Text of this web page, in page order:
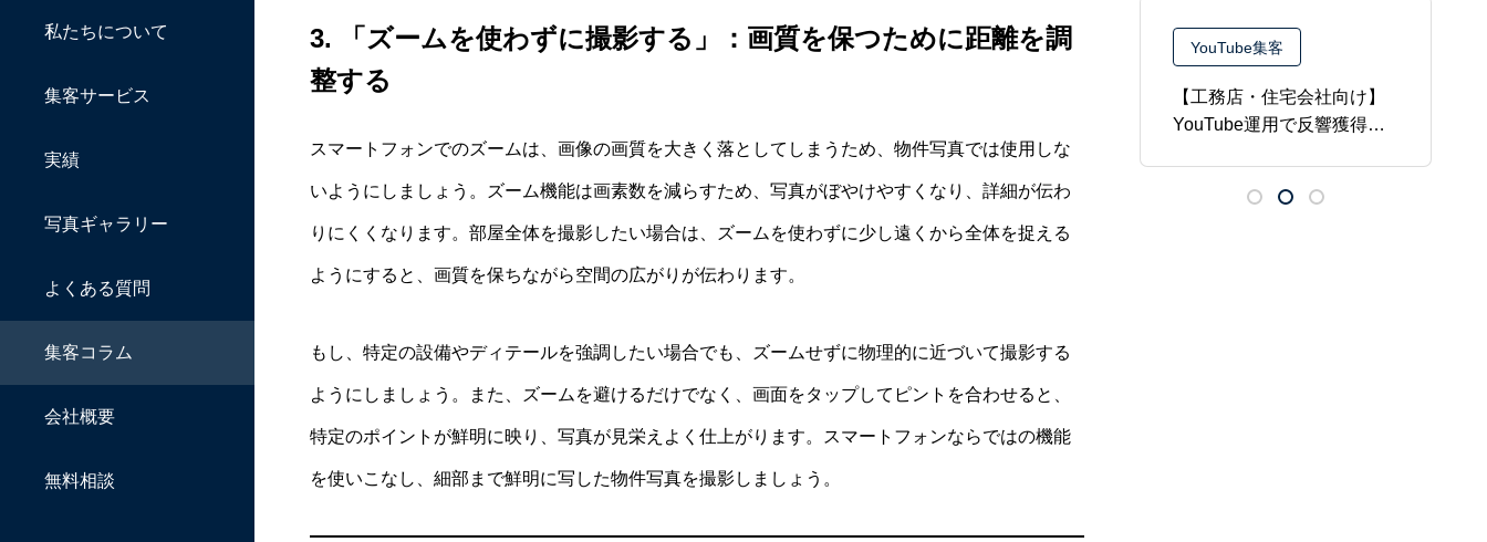
私たちについて
集客サービス
実績
写真ギャラリー
よくある質問
集客コラム
会社概要
無料相談
3.
「ズームを使わずに撮影する」：画質を保つために距離を調
整する
スマートフォンでのズームは、画像の画質を大きく落としてしまうため、物件写真では使用しな
いようにしましょう。ズーム機能は画素数を減らすため、写真がぼやけやすくなり、詳細が伝わ
りにくくなります。部屋全体を撮影したい場合は、ズームを使わずに少し遠くから全体を捉える
ようにすると、画質を保ちながら空間の広がりが伝わります。
もし、特定の設備やディテールを強調したい場合でも、ズームせずに物理的に近づいて撮影する
ようにしましょう。また、ズームを避けるだけでなく、画面をタップしてピントを合わせると、
特定のポイントが鮮明に映り、写真が見栄えよく仕上がります。スマートフォンならではの機能
を使いこなし、細部まで鮮明に写した物件写真を撮影しましょう。
YouTube集客
試しプラン
YouTube集客
【工務店・住宅会社向け】
YouTube運用で反響獲得！